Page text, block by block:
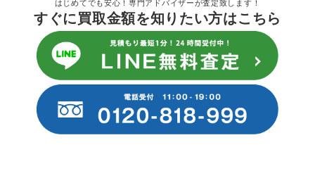
はじめてでも安心！専門アドバイザーが査定致します！
すぐに買取金額を知りたい方はこちら